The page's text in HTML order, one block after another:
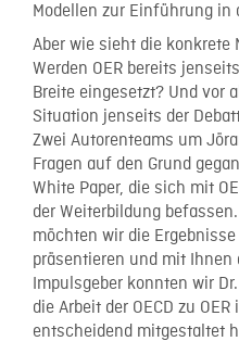
Modellen zur Einführung
Aber wie sieht die
Werden OER bereits
Breite eingesetzt? Und vor
Situation jenseits der
Zwei Autorenteams um
Fragen auf den Grund
White Paper, die sich mit
der Weiterbildung
möchten wir die
präsentieren und mit
Impulsgeber konnten wir
die Arbeit der OECD zu
entscheidend mitgestaltet